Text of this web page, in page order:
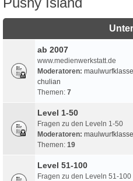
ab 2007
www.medienwerkstatt.de
Moderatoren: maulwurfklasse
chulian
Themen: 7
Level 1-50
Fragen zu den Leveln 1-50
Moderatoren: maulwurfklasse
Themen: 19
Level 51-100
Fragen zu den Leveln 51-100